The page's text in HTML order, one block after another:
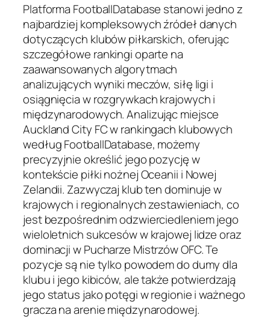
Platforma FootballDatabase stanowi jedno z
najbardziej kompleksowych źródeł danych
dotyczących klubów piłkarskich, oferując
szczegółowe rankingi oparte na
zaawansowanych algorytmach
analizujących wyniki meczów, siłę ligi i
osiągnięcia w rozgrywkach krajowych i
międzynarodowych. Analizując miejsce
Auckland City FC w rankingach klubowych
według FootballDatabase, możemy
precyzyjnie określić jego pozycję w
kontekście piłki nożnej Oceanii i Nowej
Zelandii. Zazwyczaj klub ten dominuje w
krajowych i regionalnych zestawieniach, co
jest bezpośrednim odzwierciedleniem jego
wieloletnich sukcesów w krajowej lidze oraz
dominacji w Pucharze Mistrzów OFC. Te
pozycje są nie tylko powodem do dumy dla
klubu i jego kibiców, ale także potwierdzają
jego status jako potęgi w regionie i ważnego
gracza na arenie międzynarodowej.